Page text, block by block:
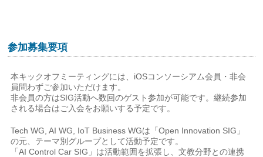
参加募集要項
本キックオフミーティングには、iOSコンソーシアム会員・非会
員問わずご参加いただけます。
非会員の方はSIG活動へ数回のゲスト参加が可能です。継続参加
される場合はご入会をお願いする予定です。
Tech WG, AI WG, IoT Business WGは「Open Innovation SIG」
の元、テーマ別グループとして活動予定です。
「AI Control Car SIG」は活動範囲を拡張し、文教分野との連携